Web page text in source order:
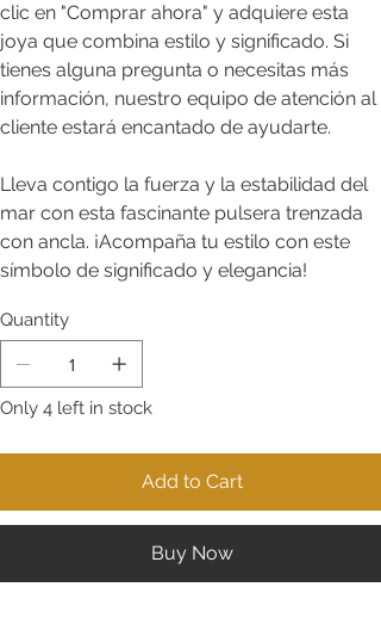
clic en "Comprar ahora" y adquiere esta
joya que combina estilo y significado. Si
tienes alguna pregunta o necesitas más
información, nuestro equipo de atención al
cliente estará encantado de ayudarte.
Lleva contigo la fuerza y la estabilidad del
mar con esta fascinante pulsera trenzada
con ancla. ¡Acompaña tu estilo con este
símbolo de significado y elegancia!
Quantity
Only 4 left in stock
Add to Cart
Buy Now